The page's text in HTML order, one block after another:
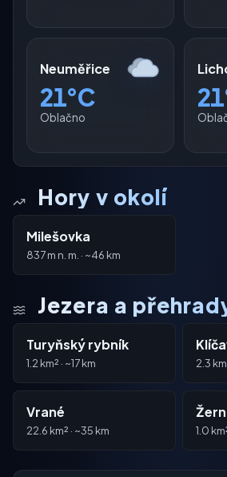
Neuměřice
21°C
Oblačno
Hory v okolí
Milešovka
837 m n. m. · ~46 km
Jezera a
Turyňský rybník
1.2 km² · ~17 km 2.3
Vrané
22.6 km² · ~35 km 1.0